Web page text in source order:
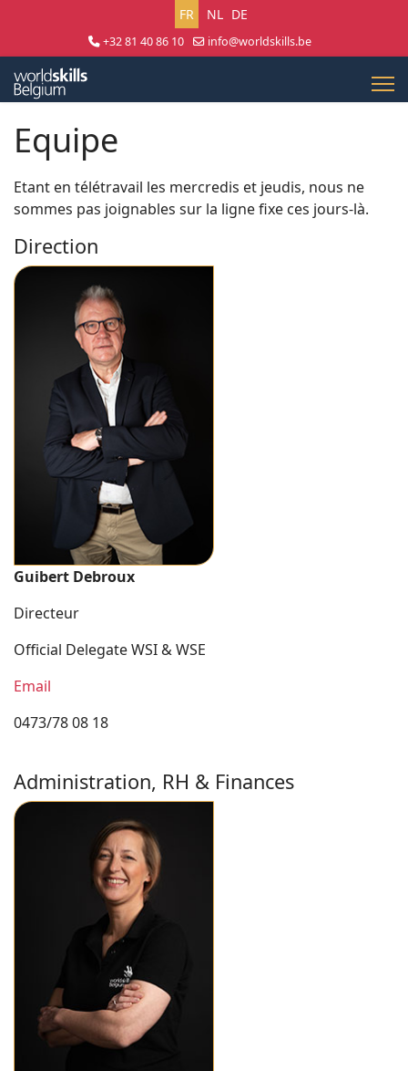
Sélectionnez votre langue
FR NL DE
+32 81 40 86 10
info@worldskills.be
Equipe
Etant en télétravail les mercredis et jeudis, nous ne
sommes pas joignables sur la ligne fixe ces jours-là.
Direction
Guibert Debroux
Directeur
Official Delegate WSI & WSE
Email
0473/78 08 18
Administration, RH & Finances